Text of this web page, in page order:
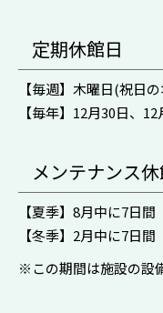
定期休館日
【毎週】木曜日(祝日
【毎年】12月30日、
メンテナンス休
【夏季】8月中に7日間
【冬季】2月中に7日間
※この期間は施設の設